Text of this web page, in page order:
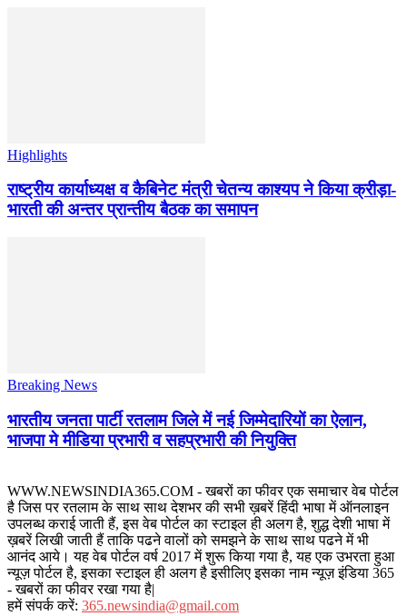
Highlights
राष्ट्रीय कार्याध्यक्ष व कैबिनेट मंत्री चेतन्य काश्यप ने किया क्रीड़ा-
भारती की अन्तर प्रान्तीय बैठक का समापन
Breaking News
भारतीय जनता पार्टी रतलाम जिले में नई जिम्मेदारियों का ऐलान,
भाजपा मे मीडिया प्रभारी व सहप्रभारी की नियुक्ति
WWW.NEWSINDIA365.COM - खबरों का फीवर एक समाचार वेब पोर्टल
है जिस पर रतलाम के साथ साथ देशभर की सभी ख़बरें हिंदी भाषा में ऑनलाइन
उपलब्ध कराई जाती हैं, इस वेब पोर्टल का स्टाइल ही अलग है, शुद्ध देशी भाषा में
ख़बरें लिखी जाती हैं ताकि पढने वालों को समझने के साथ साथ पढने में भी
आनंद आये। यह वेब पोर्टल वर्ष 2017 में शुरू किया गया है, यह एक उभरता हुआ
न्यूज़ पोर्टल है, इसका स्टाइल ही अलग है इसीलिए इसका नाम न्यूज़ इंडिया 365
- खबरों का फीवर रखा गया है|
हमें संपर्क करें: 365.newsindia@gmail.com